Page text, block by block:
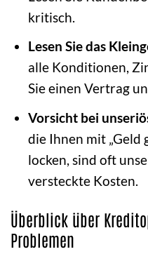
kritisch.
Lesen Sie das
alle Konditionen,
Sie einen Vertrag
Vorsicht bei
die Ihnen mit
locken, sind oft
versteckte Kosten.
Überblick über
Problemen